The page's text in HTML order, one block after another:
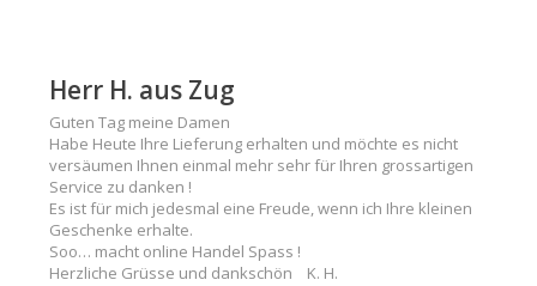
Herr H. aus Zug
Guten Tag meine Damen
Habe Heute Ihre Lieferung erhalten und möchte es nicht
versäumen Ihnen einmal mehr sehr für Ihren grossartigen
Service zu danken !
Es ist für mich jedesmal eine Freude, wenn ich Ihre kleinen
Geschenke erhalte.
Soo… macht online Handel Spass !
Herzliche Grüsse und dankschön K. H.